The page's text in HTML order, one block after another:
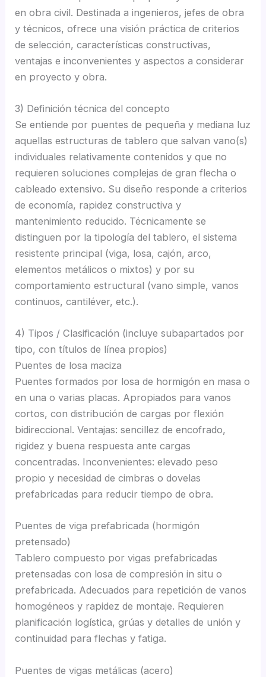
en obra civil. Destinada a ingenieros, jefes de obra
y técnicos, ofrece una visión práctica de criterios
de selección, características constructivas,
ventajas e inconvenientes y aspectos a considerar
en proyecto y obra.
3) Definición técnica del concepto
Se entiende por puentes de pequeña y mediana luz
aquellas estructuras de tablero que salvan vano(s)
individuales relativamente contenidos y que no
requieren soluciones complejas de gran flecha o
cableado extensivo. Su diseño responde a criterios
de economía, rapidez constructiva y
mantenimiento reducido. Técnicamente se
distinguen por la tipología del tablero, el sistema
resistente principal (viga, losa, cajón, arco,
elementos metálicos o mixtos) y por su
comportamiento estructural (vano simple, vanos
continuos, cantiléver, etc.).
4) Tipos / Clasificación (incluye subapartados por
tipo, con títulos de línea propios)
Puentes de losa maciza
Puentes formados por losa de hormigón en masa o
en una o varias placas. Apropiados para vanos
cortos, con distribución de cargas por flexión
bidireccional. Ventajas: sencillez de encofrado,
rigidez y buena respuesta ante cargas
concentradas. Inconvenientes: elevado peso
propio y necesidad de cimbras o dovelas
prefabricadas para reducir tiempo de obra.
Puentes de viga prefabricada (hormigón
pretensado)
Tablero compuesto por vigas prefabricadas
pretensadas con losa de compresión in situ o
prefabricada. Adecuados para repetición de vanos
homogéneos y rapidez de montaje. Requieren
planificación logística, grúas y detalles de unión y
continuidad para flechas y fatiga.
Puentes de vigas metálicas (acero)